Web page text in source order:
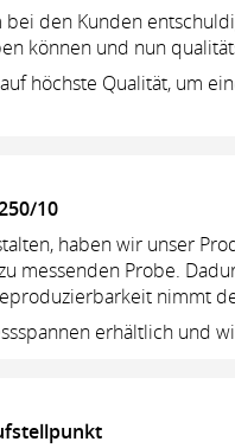
den Kunden
können und nun
höchste Qualität, um
10
haben wir unser
messenden Probe.
nimmt
erhältlich und